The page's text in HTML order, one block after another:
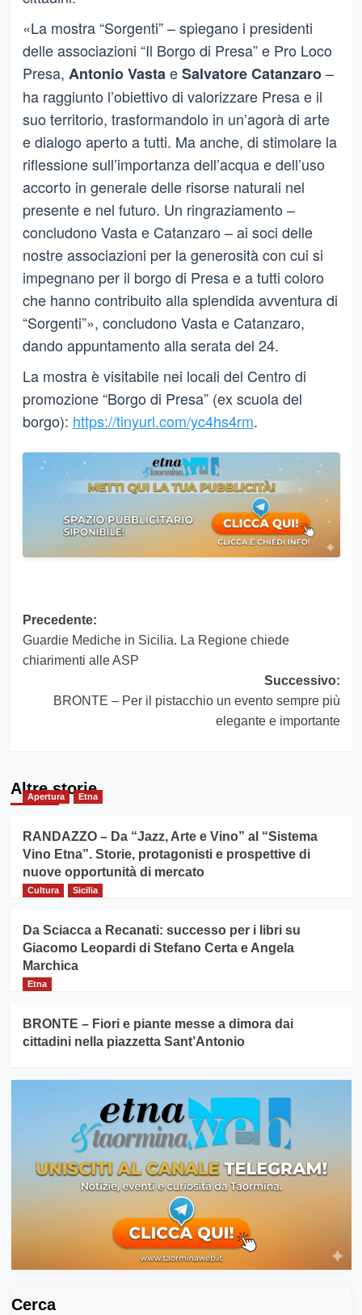
«La mostra “Sorgenti” – spiegano i presidenti
delle associazioni “Il Borgo di Presa” e Pro Loco
Presa, Antonio Vasta eSalvatore Catanzaro–
ha raggiunto l’obiettivo di valorizzare Presa e il
suo territorio, trasformandolo in un’agorà di arte
e dialogo aperto a tutti. Ma anche, di stimolare la
riflessione sull’importanza dell’acqua e dell’uso
accorto in generale delle risorse naturali nel
presente e nel futuro. Un ringraziamento –
concludono Vasta e Catanzaro – ai soci delle
nostre associazioni per lagenerosità con cui si
impegnano per il borgo di Presa e a tutti coloro
che hanno contribuito alla splendida avventura di
“Sorgenti”», concludono Vasta e Catanzaro,
dando appuntamento alla serata del 24.
La mostra è visitabile nei locali del Centro di
promozione “Borgo di Presa” (ex scuola del
borgo): https://tinyurl.com/yc4hs4rm.
Navigazione
articolo
Precedente:
Guardie Mediche in Sicilia. La Regione chiede
chiarimenti alle ASP
Successivo:
BRONTE – Per il pistacchio un evento sempre più
elegante e importante
Altre storie
Apertura Etna
RANDAZZO – Da “Jazz, Arte e Vino” al “Sistema
Vino Etna”. Storie, protagonisti e prospettive di
nuove opportunità di mercato
Cultura Sicilia
Da Sciacca a Recanati: successo per i libri su
Giacomo Leopardi di Stefano Certa e Angela
Marchica
Etna
BRONTE – Fiori e piante messe a dimora dai
cittadini nella piazzetta Sant’Antonio
Cerca